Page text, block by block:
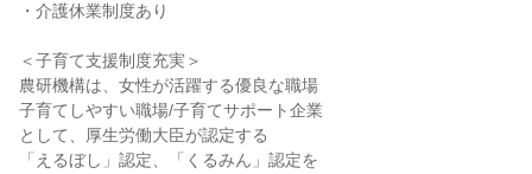
・介護休業制度あり
＜子育て支援制度充実＞
農研機構は、女性が活躍する優良な職場
子育てしやすい職場/子育てサポート企業
として、厚生労働大臣が認定する
「えるぼし」認定、「くるみん」認定を